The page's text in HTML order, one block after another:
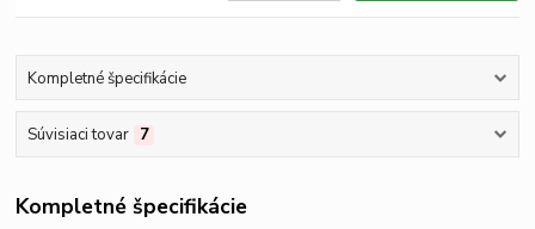
Kompletné špecifikácie
Súvisiaci tovar 7
Kompletné špecifikácie